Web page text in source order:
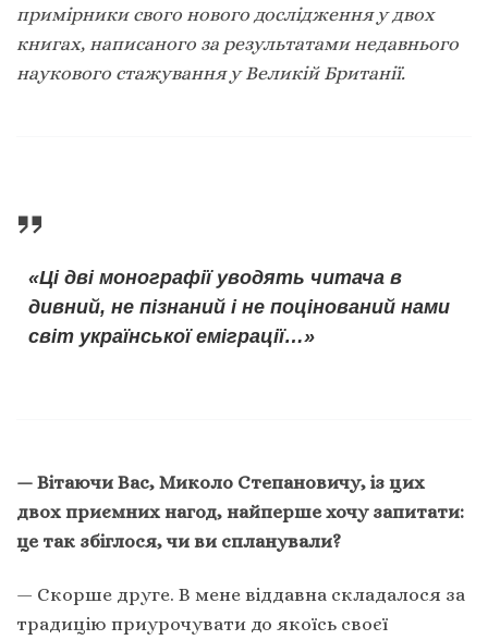
примірники свого нового дослідження у двох
книгах, написаного за результатами недавнього
наукового стажування у Великій Британії.
«Ці дві монографії уводять читача в
дивний, не пізнаний і не поцінований нами
світ української еміграції…»
— Вітаючи Вас, Миколо Степановичу, із цих
двох приємних нагод, найперше хочу запитати:
це так збіглося, чи ви спланували?
— Скорше друге. В мене віддавна складалося за
традицію приурочувати до якоїсь своєї